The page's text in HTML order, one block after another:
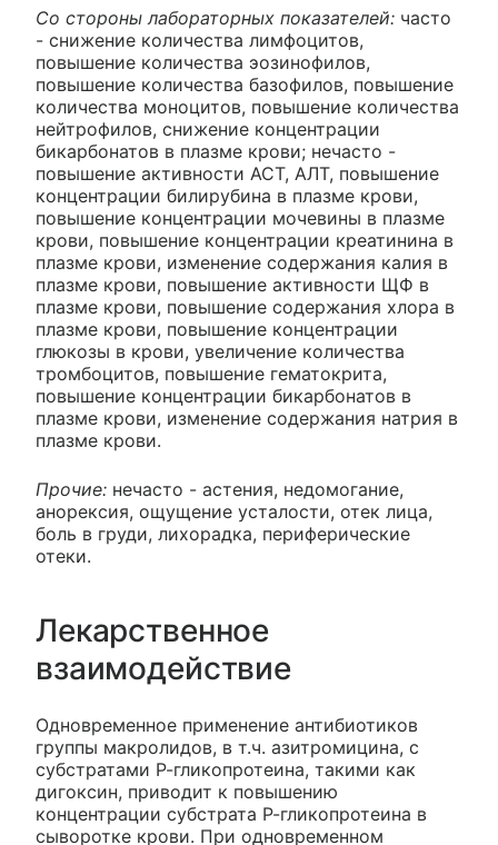
Со стороны лабораторных показателей: часто
- снижение количества лимфоцитов,
повышение количества эозинофилов,
повышение количества базофилов, повышение
количества моноцитов, повышение количества
нейтрофилов, снижение концентрации
бикарбонатов в плазме крови; нечасто -
повышение активности АСТ, АЛТ, повышение
концентрации билирубина в плазме крови,
повышение концентрации мочевины в плазме
крови, повышение концентрации креатинина в
плазме крови, изменение содержания калия в
плазме крови, повышение активности ЩФ в
плазме крови, повышение содержания хлора в
плазме крови, повышение концентрации
глюкозы в крови, увеличение количества
тромбоцитов, повышение гематокрита,
повышение концентрации бикарбонатов в
плазме крови, изменение содержания натрия в
плазме крови.
Прочие: нечасто - астения, недомогание,
анорексия, ощущение усталости, отек лица,
боль в груди, лихорадка, периферические
отеки.
Лекарственное
взаимодействие
Одновременное применение антибиотиков
группы макролидов, в т.ч. азитромицина, с
субстратами Р-гликопротеина, такими как
дигоксин, приводит к повышению
концентрации субстрата Р-гликопротеина в
сыворотке крови. При одновременном